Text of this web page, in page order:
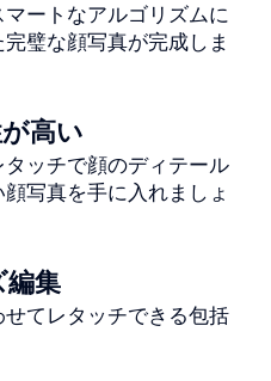
ートなアルゴリズムに
璧な顔写真が完成しま
高い
ッチで顔のディテール
写真を手に入れましょ
集
てレタッチできる包括